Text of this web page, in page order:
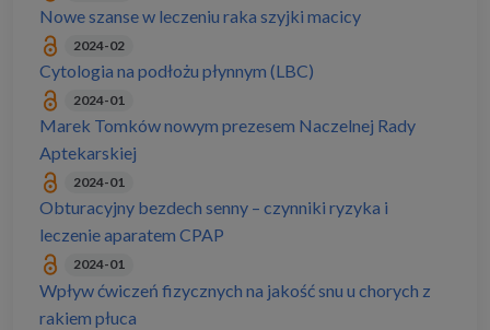
Nowe szanse w leczeniu raka szyjki macicy
2024-02
Cytologia na podłożu płynnym (LBC)
2024-01
Marek Tomków nowym prezesem Naczelnej Rady
Aptekarskiej
2024-01
Obturacyjny bezdech senny – czynniki ryzyka i
leczenie aparatem CPAP
2024-01
Wpływ ćwiczeń fizycznych na jakość snu u chorych z
rakiem płuca